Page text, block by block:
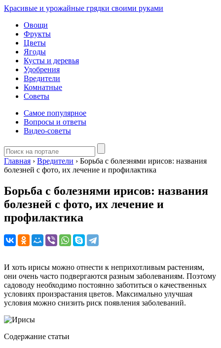
Красивые и урожайные грядки своими руками
Овощи
Фрукты
Цветы
Ягоды
Кусты и деревья
Удобрения
Вредители
Комнатные
Советы
Самое популярное
Вопросы и ответы
Видео-советы
Главная › Вредители › Борьба с болезнями ирисов: названия
болезней с фото, их лечение и профилактика
Борьба с болезнями ирисов: названия
болезней с фото, их лечение и
профилактика
И хоть ирисы можно отнести к неприхотливым растениям,
они очень часто подвергаются разным заболеваниям. Поэтому
садоводу необходимо постоянно заботиться о качественных
условиях произрастания цветов. Максимально улучшая
условия можно снизить риск появления заболеваний.
Содержание статьи